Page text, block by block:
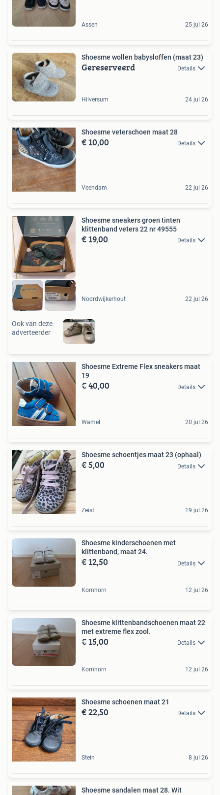
Assen 25 jul 26
Shoesme wollen babysloffen (maat 23)
Gereserveerd Details
Hilversum 24 jul 26
Shoesme veterschoen maat 28
€ 10,00 Details
Veendam 22 jul 26
Shoesme sneakers groen tinten
klittenband veters 22 nr 49555
€ 19,00 Details
Noordwijkerhout 22 jul 26
Ook van deze
adverteerder
Shoesme Extreme Flex sneakers maat
19
€ 40,00 Details
Wamel 20 jul 26
Shoesme schoentjes maat 23 (ophaal)
€ 5,00 Details
Zeist 19 jul 26
Shoesme kinderschoenen met
klittenband, maat 24.
€ 12,50 Details
Kornhorn 12 jul 26
Shoesme klittenbandschoenen maat 22
met extreme flex zool.
€ 15,00 Details
Kornhorn 12 jul 26
Shoesme schoenen maat 21
€ 22,50 Details
Stein 8 jul 26
Shoesme sandalen maat 28. Wit